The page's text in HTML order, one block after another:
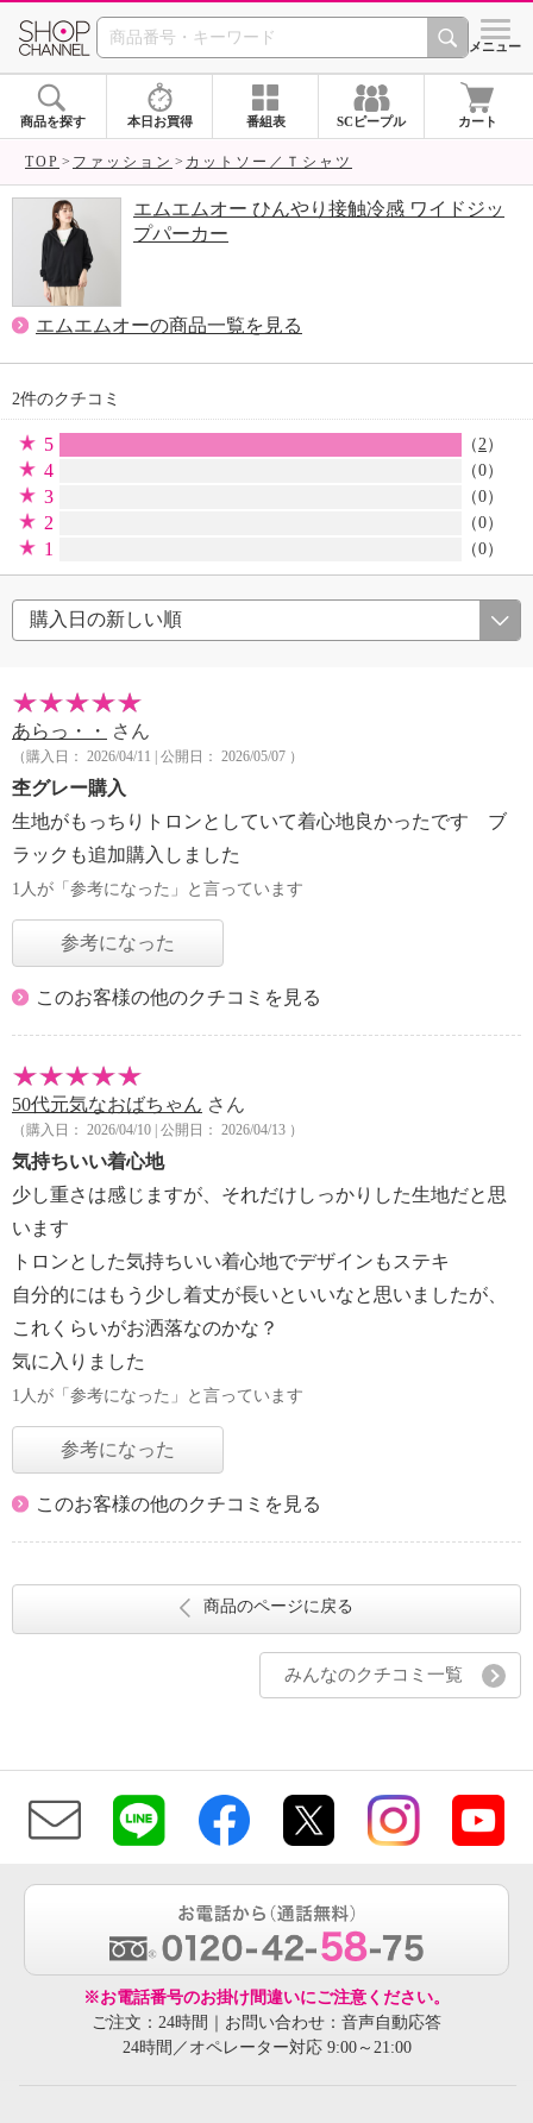
SHOP CHANNEL シメニュー
商品を探す 本日お買得 番組表 SCピープル カート
TOP ファッション カットソー／Ｔシャツ
エムエムオー ひんやり接触冷感 ワイドジッ
プパーカー
エムエムオーの商品一覧を見る
2件のクチコミ
5 （2）
4 （0）
3 （0）
2 （0）
1 （0）
あらっ・・ さん
（購入日： 2026/04/11 | 公開日： 2026/05/07 ）
杢グレー購入
生地がもっちりトロンとしていて着心地良かったです ブ
ラックも追加購入しました
1人が「参考になった」と言っています
参考になった
このお客様の他のクチコミを見る
50代元気なおばちゃん さん
（購入日： 2026/04/10 | 公開日： 2026/04/13 ）
気持ちいい着心地
少し重さは感じますが、それだけしっかりした生地だと思
います
トロンとした気持ちいい着心地でデザインもステキ
自分的にはもう少し着丈が長いといいなと思いましたが、
これくらいがお洒落なのかな？
気に入りました
1人が「参考になった」と言っています
参考になった
このお客様の他のクチコミを見る
商品のページに戻る
みんなのクチコミ一覧
※お電話番号のお掛け間違いにご注意ください。
ご注文：24時間｜お問い合わせ：音声自動応答
24時間／オペレーター対応 9:00～21:00